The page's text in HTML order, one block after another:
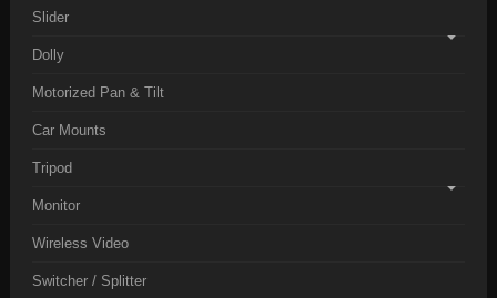
Slider
Dolly
Motorized Pan & Tilt
Car Mounts
Tripod
Monitor
Wireless Video
Switcher / Splitter